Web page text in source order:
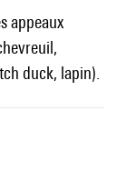
appeaux
duck, lapin).